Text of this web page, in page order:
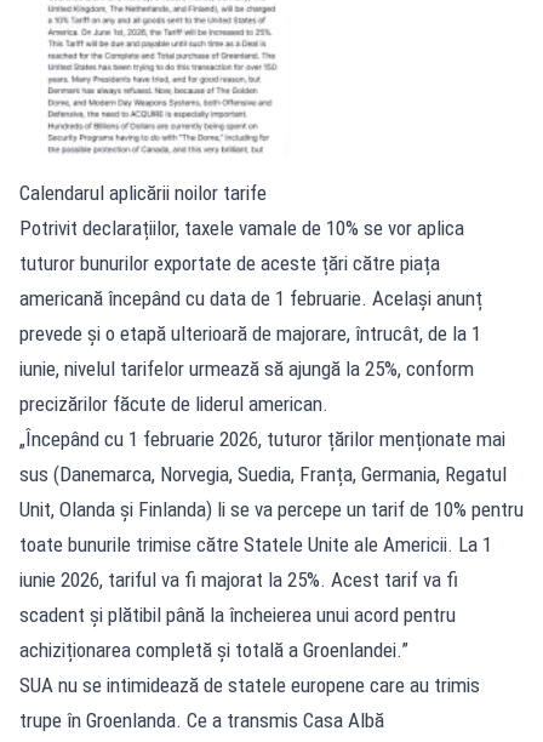
Calendarul aplicării noilor tarife
Potrivit declarațiilor, taxele vamale de 10% se vor aplica
tuturor bunurilor exportate de aceste țări către piața
americană începând cu data de 1 februarie. Același anunț
prevede și o etapă ulterioară de majorare, întrucât, de la 1
iunie, nivelul tarifelor urmează să ajungă la 25%, conform
precizărilor făcute de liderul american.
„Începând cu 1 februarie 2026, tuturor țărilor menționate mai
sus (Danemarca, Norvegia, Suedia, Franța, Germania, Regatul
Unit, Olanda și Finlanda) li se va percepe un tarif de 10% pentru
toate bunurile trimise către Statele Unite ale Americii. La 1
iunie 2026, tariful va fi majorat la 25%. Acest tarif va fi
scadent și plătibil până la încheierea unui acord pentru
achiziționarea completă și totală a Groenlandei.”
SUA nu se intimidează de statele europene care au trimis
trupe în Groenlanda. Ce a transmis Casa Albă